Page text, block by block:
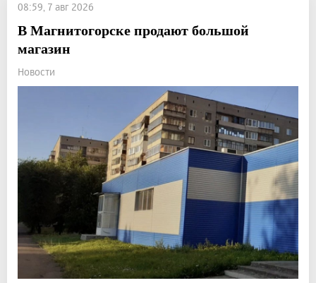
08:59, 7 авг 2026
В Магнитогорске продают большой
магазин
Новости